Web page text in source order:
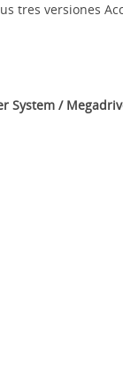
tres versiones
System /